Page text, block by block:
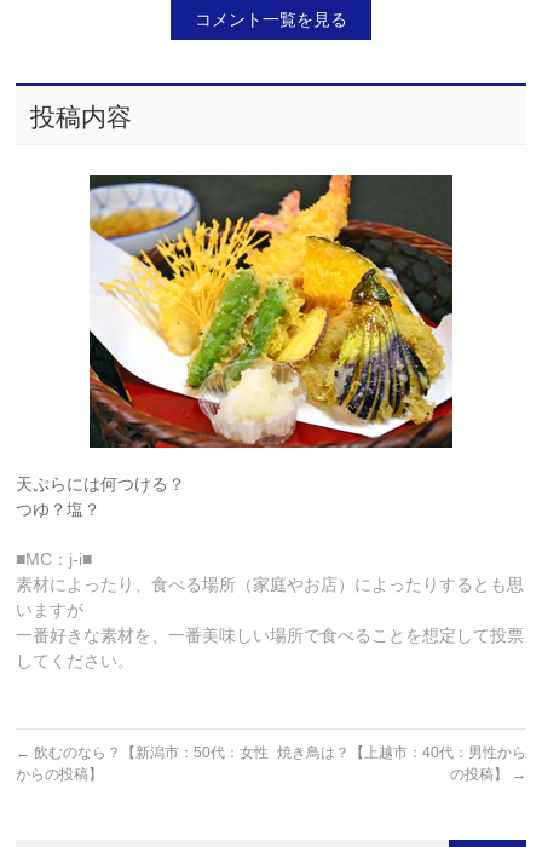
コメント一覧を見る
投稿内容
天ぷらには何つける？
つゆ？塩？
■MC：j-i■
素材によったり、食べる場所（家庭やお店）によったりするとも思
いますが
一番好きな素材を、一番美味しい場所で食べることを想定して投票
してください。
← 飲むのなら？【新潟市：50代：女性
からの投稿】
焼き鳥は？【上越市：40代：男性から
の投稿】
→